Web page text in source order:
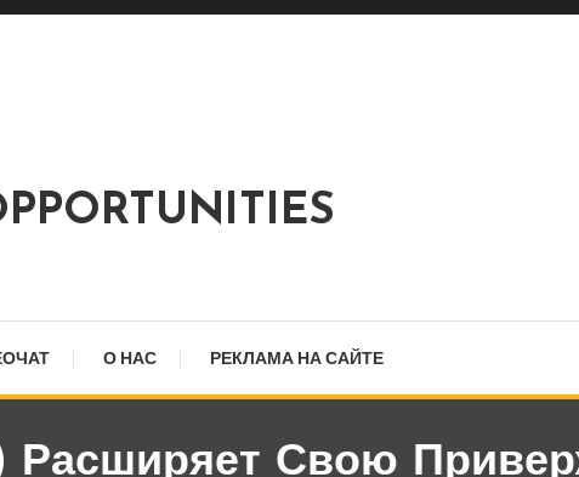
О НАС РЕКЛАМА НА САЙТЕ
Расширяет Свою